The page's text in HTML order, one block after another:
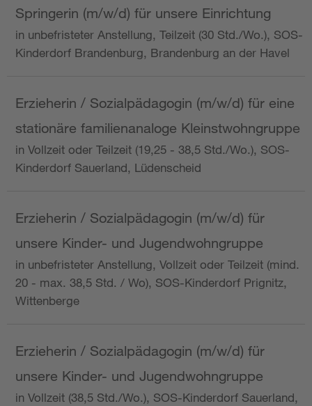
Springerin (m/w/d) für unsere Einrichtung
in unbefristeter Anstellung, Teilzeit (30 Std./Wo.), SOS-
Kinderdorf Brandenburg, Brandenburg an der Havel
Erzieherin / Sozialpädagogin (m/w/d) für eine
stationäre familienanaloge Kleinstwohngruppe
in Vollzeit oder Teilzeit (19,25 - 38,5 Std./Wo.), SOS-
Kinderdorf Sauerland, Lüdenscheid
Erzieherin / Sozialpädagogin (m/w/d) für
unsere Kinder- und Jugendwohngruppe
in unbefristeter Anstellung, Vollzeit oder Teilzeit (mind.
20 - max. 38,5 Std. / Wo), SOS-Kinderdorf Prignitz,
Wittenberge
Erzieherin / Sozialpädagogin (m/w/d) für
unsere Kinder- und Jugendwohngruppe
in Vollzeit (38,5 Std./Wo.), SOS-Kinderdorf Sauerland,